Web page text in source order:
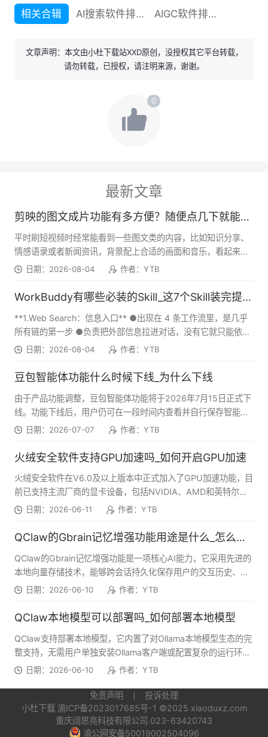
相关合辑 AI搜索软件排行榜TOP9下载 AIGC软件排行榜TOP15下载
文章声明：本文由小杜下载站XXD原创，没授权其它平台转载，
请勿转载，已授权，请注明来源，谢谢。
0
最新文章
剪映的图文成片功能有多方便？随便点几下就能出大片！
平时刷短视频时经常能看到一些图文类的内容，比如知识分享、
情感语录或者新闻资讯，背景配上合适的画面和音乐，看起来制
作精良。以前要做这类视频，得自己找素材、写脚本、配音乐、
文成片功能已经相当完善，只需要输入一段文字，软件就能自动
匹配画面、配音和字幕，几分钟就能生成一条完整的视频。对于
需要批量生产内容的自媒体人来说，这个功能确实很有价值。下
面详细说说剪映电脑版图文成片功能的使用感受。
日期：2026-08-04 作者：YTB
WorkBuddy有哪些必装的Skill_这7个Skill装完提升真的很大！
**1.Web Search：信息入口** ●出现在 4 条工作流里，是几乎
所有链的第一步 ●负责把外部信息拉进对话，没有它就只能依赖
模型训练数据，信息可能滞后半年以上 ●配合 Agent Browser
日期：2026-08-04 作者：YTB
豆包智能体功能什么时候下线_为什么下线
由于产品功能调整，豆包智能体功能将于2026年7月15日正式下
线。功能下线后，用户仍可在一段时间内查看并自行保存智能体
信息及历史对话数据；2026年10月15日后，豆包将根据《隐私
恢复相关内容，如有重要内容建议通过截图或分享导出文本的方
日期：2026-07-07 作者：YTB
火绒安全软件支持GPU加速吗_如何开启GPU加速
火绒安全软件在V6.0及以上版本中正式加入了GPU加速功能，目
前已支持主流厂商的显卡设备，包括NVIDIA、AMD和英特尔的
集成显卡与独立显卡。该功能主要应用于病毒查杀场景，通过利
和复杂病毒样本时效果更为显著。
日期：2026-06-11 作者：YTB
QClaw的Gbrain记忆增强功能用途是什么_怎么打开记忆增强
QClaw的Gbrain记忆增强功能是一项核心AI能力，它采用先进的
本地向量存储技术，能够跨会话持久化保存用户的交互历史、知
识偏好和上下文信息。不同于传统AI仅能记住单轮或少数几轮对
题、项目细节和个人习惯，在后续交互中自动调用相关记忆内
与AI协作的效率和体验。
日期：2026-06-10 作者：YTB
QClaw本地模型可以部署吗_如何部署本地模型
QClaw支持部署本地模型，它内置了对Ollama本地模型生态的完
整支持，无需用户单独安装Ollama客户端或配置复杂的运行环
境，能够直接在软件内部完成本地模型的下载、加载和运行，帮
日期：2026-06-10 作者：YTB
免责声明
投诉处理
小杜下载 渝ICP备2023017685号-1 ©2025 xiaoduxz.com
重庆阔思亮科技有限公司 023-63420743
渝公网安备50019002504096